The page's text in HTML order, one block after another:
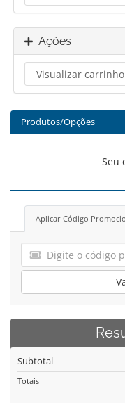
Ações
Produtos/Opções
Seu
Aplicar Código
Subtotal
Totais